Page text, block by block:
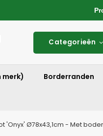
Categorieën
merk) Borderranden
'Onyx' Ø78x43,1cm - Met